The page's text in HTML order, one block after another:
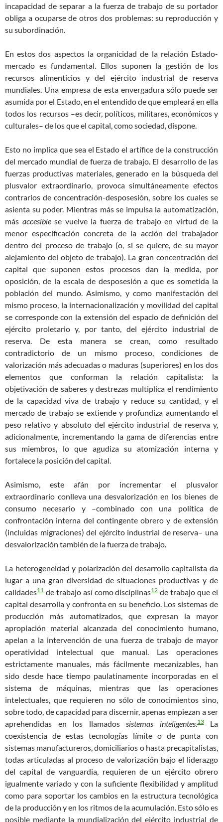
incapacidad de separar a la fuerza de trabajo de su portador
obliga a ocuparse de otros dos problemas: su reproducción y
su subordinación.
En estos dos aspectos la organicidad de la relación Estado-
mercado es fundamental. Ellos suponen la gestión de los
recursos alimenticios y del ejército industrial de reserva
mundiales. Una empresa de esta envergadura sólo puede ser
asumida por el Estado, en el entendido de que empleará en ella
todos los recursos –es decir, políticos, militares, económicos y
culturales– de los que el capital, como sociedad, dispone.
Esto no implica que sea el Estado el artífice de la construcción
del mercado mundial de fuerza de trabajo. El desarrollo de las
fuerzas productivas materiales, generado en la búsqueda del
plusvalor extraordinario, provoca simultáneamente efectos
contrarios de concentración-desposesión, sobre los cuales se
asienta su poder. Mientras más se impulsa la automatización,
más accesiblese vuelve la fuerza de trabajo en virtud de la
menor especificación concreta de la acción del trabajador
dentro del proceso de trabajo (o, si se quiere, de su mayor
alejamiento del objeto de trabajo). La gran concentración del
capital que suponen estos procesos dan la medida, por
oposición, de la escala de desposesión a que es sometida la
población del mundo. Asimismo, y como manifestación del
mismo proceso, la internacionalización y movilidad del capital
se corresponde con la extensión del espacio de definición del
ejército proletario y, por tanto, del ejército industrial de
reserva. De esta manera se crean, como resultado
contradictorio de un mismo proceso, condiciones de
valorización más adecuadas o maduras (superiores) en los dos
elementos que conforman la relación capitalista: la
objetivación de saberes y destrezas multiplica el rendimiento
de la capacidad viva de trabajo y reduce su cantidad, y el
mercado de trabajo se extiende y profundiza aumentando el
peso relativo y absoluto del ejército industrial de reserva y,
adicionalmente, incrementando la gama de diferencias entre
sus miembros, lo que agudiza su atomización interna y
fortalece la posición del capital.
Asimismo, este afán por incrementar el plusvalor
extraordinario conlleva una desvalorización en los bienes de
consumo necesario y –combinado con una política de
confrontación interna del contingente obrero y de extensión
(incluidas migraciones) del ejército industrial de reserva– una
desvalorización también de la fuerza de trabajo.
La heterogeneidad y polarización del desarrollo capitalista da
lugar a una gran diversidad de situaciones productivas y de
calidades11 de trabajo así como disciplinas12de trabajo que el
capital desarrolla y confronta en su beneficio. Los sistemas de
producción más automatizados, que expresan la mayor
apropiación material alcanzada del conocimiento humano,
apelan a la intervención de una fuerza de trabajo de mayor
operatividad intelectual que manual. Las operaciones
estrictamente manuales, más fácilmente mecanizables, han
sido desde hace tiempo paulatinamente incorporadas en el
sistema de máquinas, mientras que las operaciones
intelectuales, que requieren no sólo de conocimientos sino,
sobre todo, de capacidad para discernir, apenas empiezan a ser
aprehendidas en los llamadossistemas inteligentes.13La
coexistencia de estas tecnologías límite o de punta con
sistemas manufactureros, domiciliarios o hasta precapitalistas,
todas articuladas al proceso de valorización bajo el liderazgo
del capital de vanguardia, requieren de un ejército obrero
igualmente variado y con la suficiente flexibilidad y amplitud
como para soportar los cambios en la estructura tecnológica
de la producción y en los ritmos de la acumulación. Esto sólo es
posible mediante la mundialización del ejército industrial de